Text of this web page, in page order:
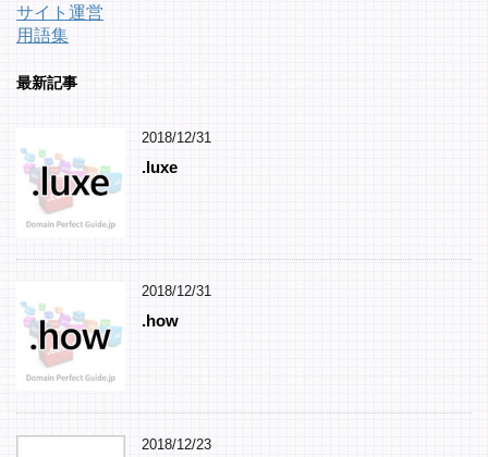
サイト運営
用語集
最新記事
2018/12/31
.luxe
2018/12/31
.how
2018/12/23